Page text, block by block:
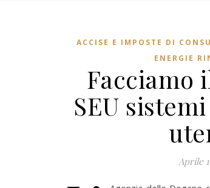
ACCISE E IMPOSTE DI
ENERGIE
Facciamo
SEU
Aprile